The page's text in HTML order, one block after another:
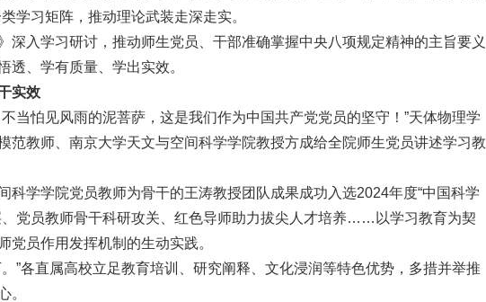
学习矩阵，推动理论武装走深走实。
深入学习研讨，推动师生党员、干部准确掌握中央八项规定精神的主旨要义
透、学有质量、学出实效。
实效
当怕见风雨的泥菩萨，这是我们作为中国共产党党员的坚守！”天体物理学
范教师、南京大学天文与空间科学学院教授方成给全院师生党员讲述学习教
科学学院党员教师为骨干的王涛教授团队成果成功入选2024年度“中国科学
、党员教师骨干科研攻关、红色导师助力拔尖人才培养……以学习教育为契
党员作用发挥机制的生动实践。
”各直属高校立足教育培训、研究阐释、文化浸润等特色优势，多措并举推
。